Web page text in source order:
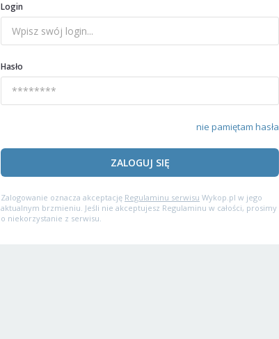
Login
Hasło
nie pamiętam hasła
ZALOGUJ SIĘ
Zalogowanie oznacza akceptację Regulaminu serwisu Wykop.pl w jego
aktualnym brzmieniu. Jeśli nie akceptujesz Regulaminu w całości, prosimy
o niekorzystanie z serwisu.